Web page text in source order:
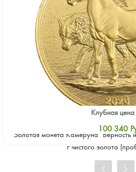
Золотая монета Камеруна "Верность
г чистого золота
Клубная цена
100 340
Стандартная
Цена выкупа